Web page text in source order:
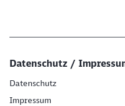
Datenschutz /
Datenschutz
Impressum